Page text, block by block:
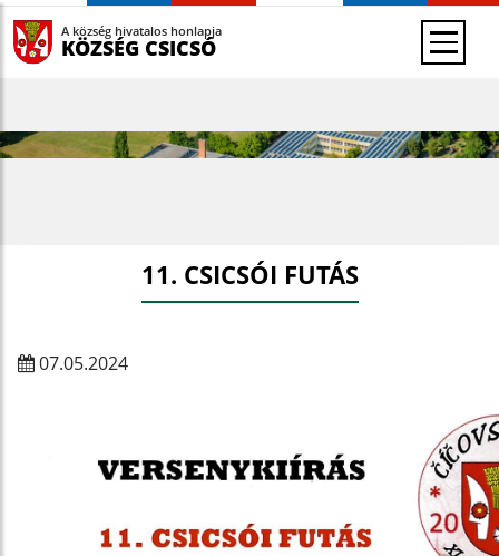
A község hivatalos honlapja
KÖZSÉG CSICSÓ
11. CSICSÓI FUTÁS
07.05.2024